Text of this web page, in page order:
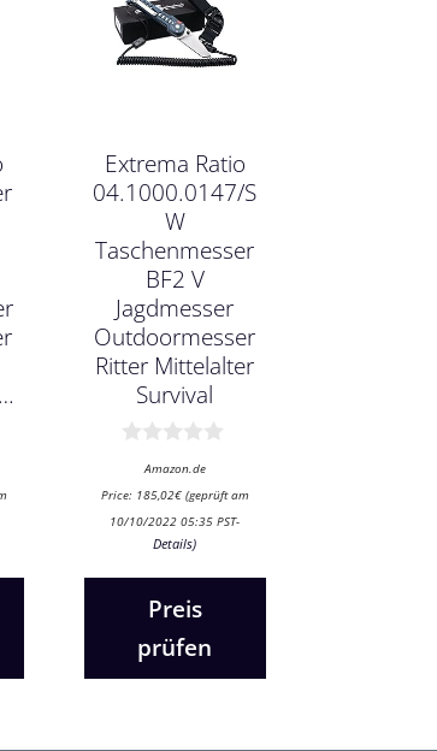
Extrema Ratio
04.1000.0147/S
W
Taschenmesser
BF2 V
Jagdmesser
Outdoormesser
Ritter Mittelalter
Survival
o
n
Amazon.de
Price: 185,02€(geprüft am
10/10/2022 05:35 PST-
Details)
Preis
prüfen